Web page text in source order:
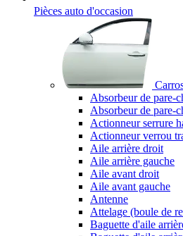
Pièces auto d'occasion
Absorbeur de pare-
Absorbeur de pare-
Actionneur serrure
Actionneur verrou
Aile arrière droit
Aile arrière gauche
Aile avant droit
Aile avant gauche
Antenne
Attelage (boule de
Baguette d'aile